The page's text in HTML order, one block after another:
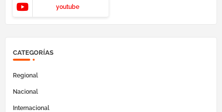
youtube
CATEGORÍAS
Regional
Nacional
Internacional